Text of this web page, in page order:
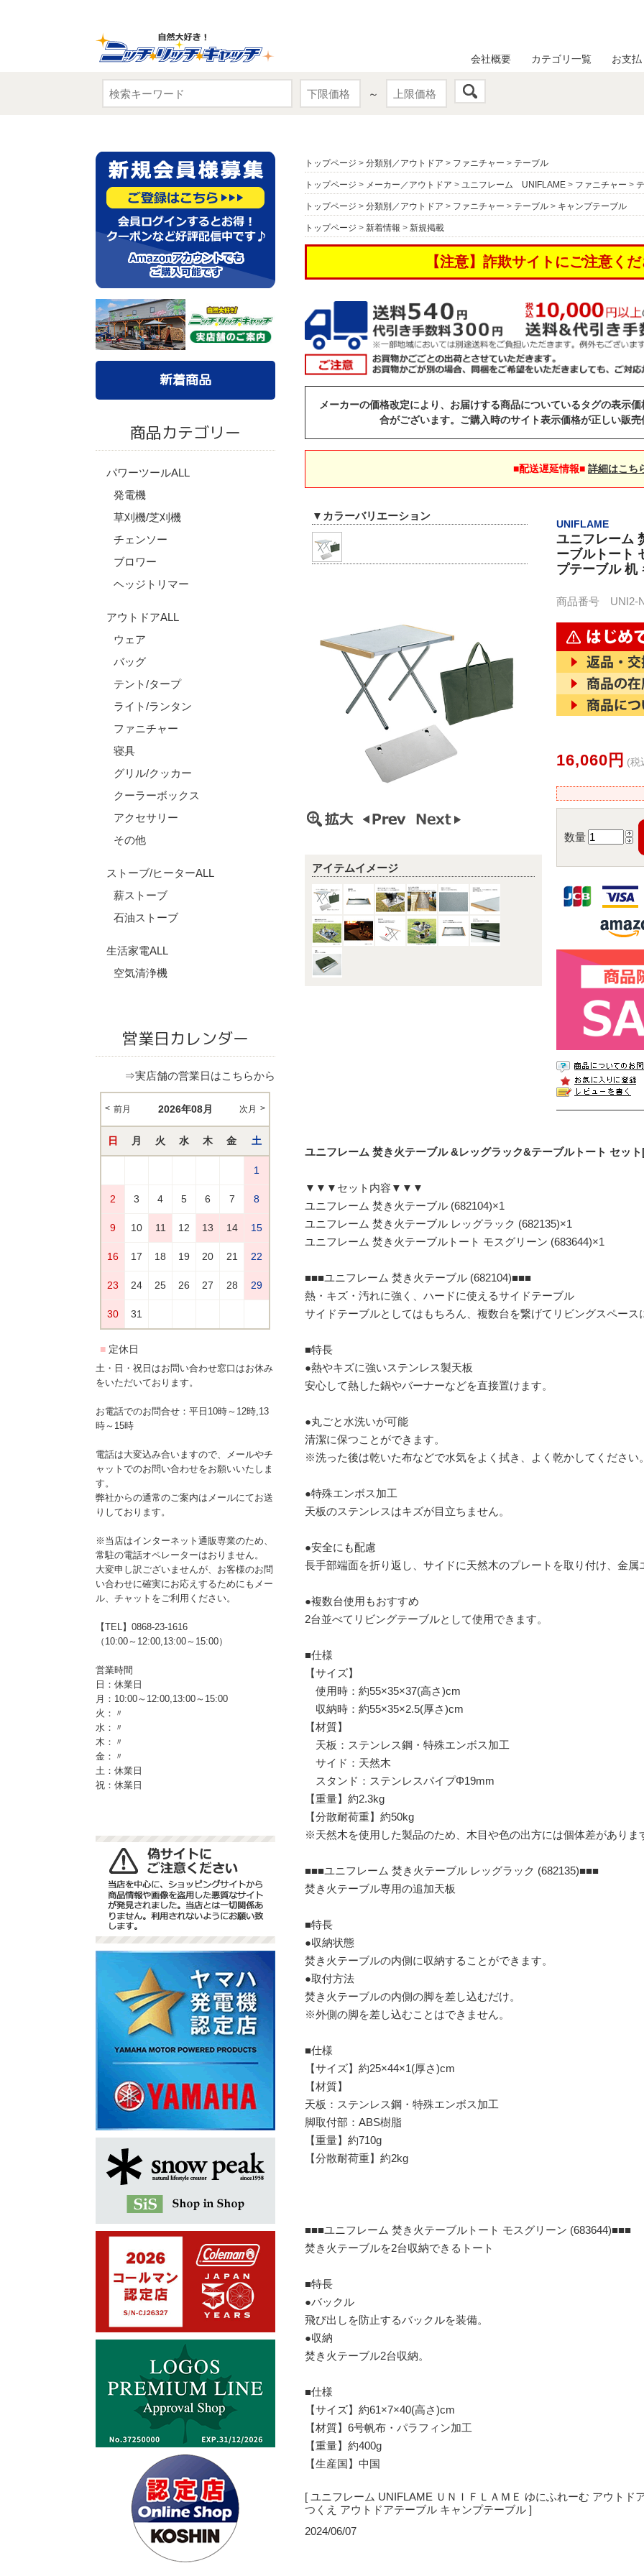
～
会社概要 カテゴリ一覧 お支
新着商品
商品カテゴリー
パワーツールALL
発電機
草刈機/芝刈機
チェンソー
ブロワー
ヘッジトリマー
アウトドアALL
ウェア
バッグ
テント/タープ
ライト/ランタン
ファニチャー
寝具
グリル/クッカー
クーラーボックス
アクセサリー
その他
ストーブ/ヒーターALL
薪ストーブ
石油ストーブ
生活家電ALL
空気清浄機
営業日カレンダー
⇒実店舗の営業日はこちらから
土・日・祝日はお問い合わせ窓口はお休み
をいただいております。
お電話でのお問合せ：平日10時～12時,13
時～15時
電話は大変込み合いますので、メールやチ
ャットでのお問い合わせをお願いいたしま
す。
弊社からの通常のご案内はメールにてお送
りしております。
※当店はインターネット通販専業のため、
常駐の電話オペレーターはおりません。
大変申し訳ございませんが、お客様のお問
い合わせに確実にお応えするためにもメー
ル、チャットをご利用ください。
【TEL】0868-23-1616
（10:00～12:00,13:00～15:00）
営業時間
日：休業日
月：10:00～12:00,13:00～15:00
火：〃
水：〃
木：〃
金：〃
土：休業日
祝：休業日
トップページ > 分類別／アウトドア > ファニチャー > テーブル
トップページ > メーカー／アウトドア > ユニフレーム UNIFLAME > ファニチャー >
トップページ > 分類別／アウトドア > ファニチャー > テーブル > キャンプテーブル
トップページ > 新着情報 > 新規掲載
【注意】詐欺サイトにご注意く
メーカーの価格改定により、お届けする商品についているタグの表示
合がございます。ご購入時のサイト表示価格が正しい販
■配送遅延情報■ 詳細はこち
UNIFLAME
ユニフレーム
ーブルトート
プテーブル 机
商品番号 UNI2-
16,060円 (税
数量
▼カラーバリエーション
アイテムイメージ
ユニフレーム 焚き火テーブル &レッグラック&テーブルトート セッ
▼▼▼セット内容▼▼▼
ユニフレーム 焚き火テーブル (682104)×1
ユニフレーム 焚き火テーブル レッグラック (682135)×1
ユニフレーム 焚き火テーブルトート モスグリーン (683644)×1
■■■ユニフレーム 焚き火テーブル (682104)■■■
熱・キズ・汚れに強く、ハードに使えるサイドテーブル
サイドテーブルとしてはもちろん、複数台を繋げてリビングスペース
■特長
●熱やキズに強いステンレス製天板
安心して熱した鍋やバーナーなどを直接置けます。
●丸ごと水洗いが可能
清潔に保つことができます。
※洗った後は乾いた布などで水気をよく拭き、よく乾かしてください
●特殊エンボス加工
天板のステンレスはキズが目立ちません。
●安全にも配慮
長手部端面を折り返し、サイドに天然木のプレートを取り付け、金属
●複数台使用もおすすめ
2台並べてリビングテーブルとして使用できます。
■仕様
【サイズ】
使用時：約55×35×37(高さ)cm
収納時：約55×35×2.5(厚さ)cm
【材質】
天板：ステンレス鋼・特殊エンボス加工
サイド：天然木
スタンド：ステンレスパイプΦ19mm
【重量】約2.3kg
【分散耐荷重】約50kg
※天然木を使用した製品のため、木目や色の出方には個体差がありま
■■■ユニフレーム 焚き火テーブル レッグラック (682135)■■■
焚き火テーブル専用の追加天板
■特長
●収納状態
焚き火テーブルの内側に収納することができます。
●取付方法
焚き火テーブルの内側の脚を差し込むだけ。
※外側の脚を差し込むことはできません。
■仕様
【サイズ】約25×44×1(厚さ)cm
【材質】
天板：ステンレス鋼・特殊エンボス加工
脚取付部：ABS樹脂
【重量】約710g
【分散耐荷重】約2kg
■■■ユニフレーム 焚き火テーブルトート モスグリーン (683644)■■■
焚き火テーブルを2台収納できるトート
■特長
●バックル
飛び出しを防止するバックルを装備。
●収納
焚き火テーブル2台収納。
■仕様
【サイズ】約61×7×40(高さ)cm
【材質】6号帆布・パラフィン加工
【重量】約400g
【生産国】中国
[ ユニフレーム UNIFLAME ＵＮＩＦＬＡＭＥ ゆにふれーむ アウトド
つくえ アウトドアテーブル キャンプテーブル ]
2024/06/07